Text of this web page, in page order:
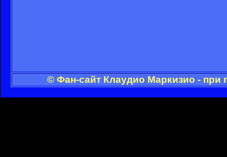
© Фан-сайт Клаудио Маркизио - при